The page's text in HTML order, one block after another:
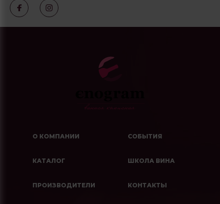
О КОМПАНИИ
КАТАЛОГ
ПРОИЗВОДИТЕЛИ
СОБЫТИЯ
ШКОЛА ВИНА
КОНТАКТЫ